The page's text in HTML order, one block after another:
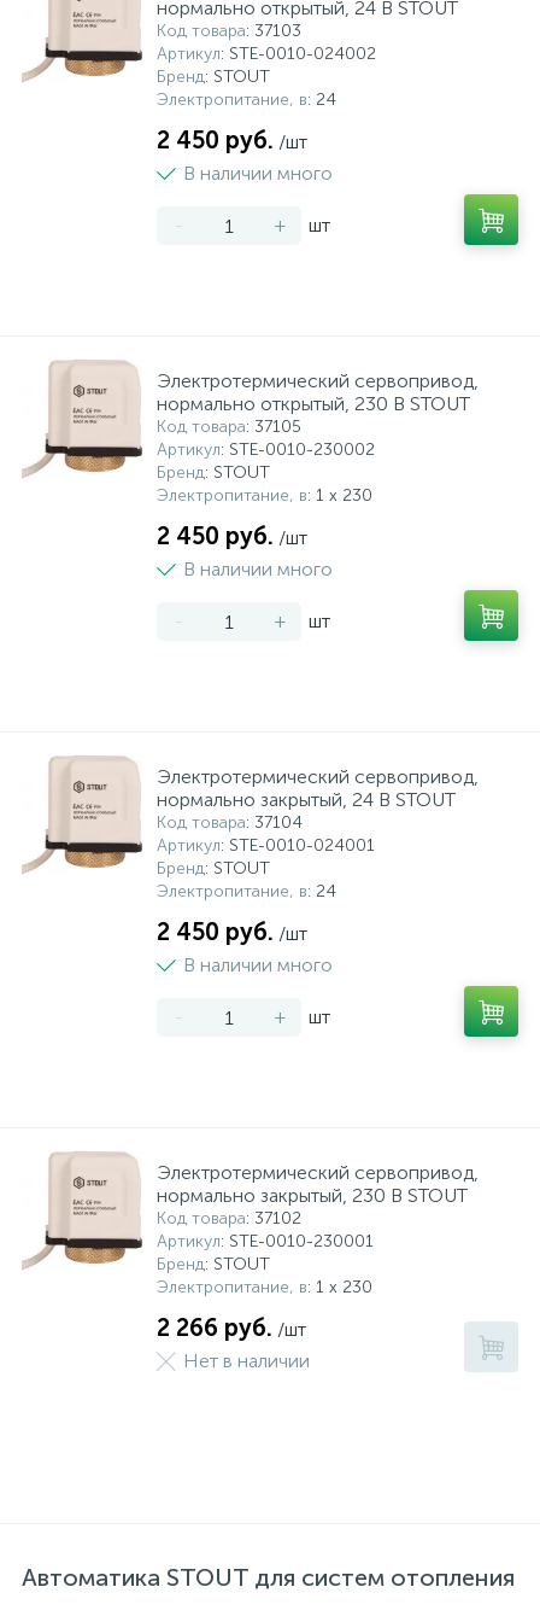
Расширительные баки для отопления и ГВС
Теплоносители и антифризы
Системы управления и принадлежности для
насосов
Коммерческие насосы
Бытовые насосы
Центробежные in-line насосы
Гофрированные нержавеющие системы
Медные системы под пайку
Контрольно-измерительные приборы
49
Крепеж и аксессуары
Корпуса для механических фильтров
Системы контроля протечки воды
Мультипатронные фильтры
Комплектующие для систем водоподготовки
Фильтры механической очистки
Фильтры под мойку
нормально открытый, 24 В STOUT
Код товара: 37103
Артикул: STE-0010-024002
Бренд: STOUT
Электропитание, в: 24
2 450 руб. /шт
В наличии много
- + шт
Электротермический сервопривод,
нормально открытый, 230 В STOUT
Код товара: 37105
Артикул: STE-0010-230002
Бренд: STOUT
Электропитание, в: 1 x 230
2 450 руб. /шт
В наличии много
- + шт
Электротермический сервопривод,
нормально закрытый, 24 В STOUT
Код товара: 37104
Артикул: STE-0010-024001
Бренд: STOUT
Электропитание, в: 24
2 450 руб. /шт
В наличии много
- + шт
Электротермический сервопривод,
нормально закрытый, 230 B STOUT
Код товара: 37102
Артикул: STE-0010-230001
Бренд: STOUT
Электропитание, в: 1 x 230
2 266 руб. /шт
Нет в наличии
Автоматика STOUT для систем отопления